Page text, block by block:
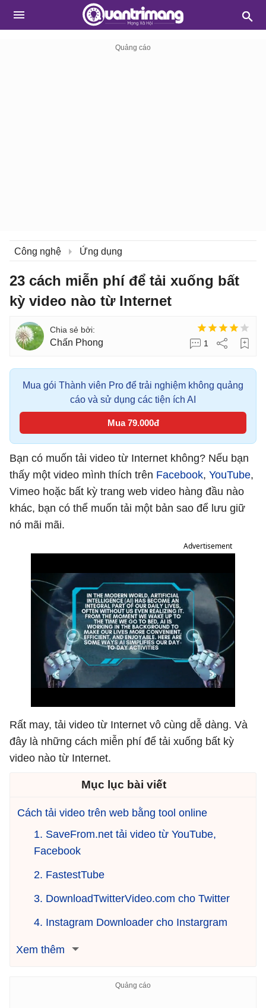
Công nghệ Ứng dụng
23 cách miễn phí để tải xuống bất
kỳ video nào từ Internet
Chấn Phong 1
Mua gói Thành viên Pro để trải nghiệm không quảng
cáo và sử dụng các tiện ích AI
Mua 79.000đ
Bạn có muốn tải video từ Internet không? Nếu bạn
thấy một video mình thích trên Facebook, YouTube,
Vimeo hoặc bất kỳ trang web video hàng đầu nào
khác, bạn có thể muốn tải một bản sao để lưu giữ
nó mãi mãi.
Advertisement
Rất may, tải video từ Internet vô cùng dễ dàng. Và
đây là những cách miễn phí để tải xuống bất kỳ
video nào từ Internet.
Mục lục bài viết
Cách tải video trên web bằng tool online
1. SaveFrom.net tải video từ YouTube,
Facebook
2. FastestTube
3. DownloadTwitterVideo.com cho Twitter
4. Instagram Downloader cho Instargram
Xem thêm